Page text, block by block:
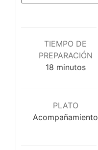
TIEMPO DE
PREPARACIÓN
18minutos
minutos
PLATO
Acompañamiento